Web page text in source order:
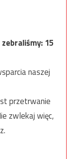
zebraliśmy:15
naszej
przetrwanie
zwlekaj więc,